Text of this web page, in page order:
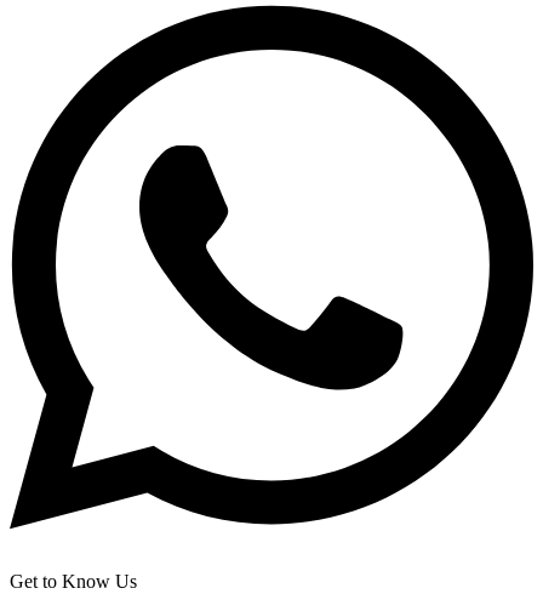
Get to Know Us